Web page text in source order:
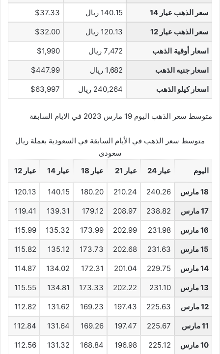
سعر الذهب عيار 14 140.15 ريال $37.33
سعر الذهب عيار 12 120.13 ريال $32.00
اسعار أوقية الذهب 7,472 ريال $1,990
اسعار جنيه الذهب 1,682 ريال $447.99
اسعار كيلو الذهب 240,264 ريال $63,997
متوسط سعر الذهب اليوم 19 مارس 2023 في الايام السابقة
متوسط سعر الذهب في الأيام السابقة في السعودية بعملة ريال
سعودى
اليوم
عيار 24 عيار 21 عيار 18 عيار 14 عيار 12
18 مارس 240.26
210.24
180.20
140.15
120.13
17 مارس 238.82
208.97
179.12
139.31
119.41
16 مارس 231.98
202.99
173.99
135.32
115.99
15 مارس 231.63
202.68
173.73
135.12
115.82
14 مارس 229.75
201.04
172.31
134.02
114.87
13 مارس 231.10
202.22
173.33
134.81
115.55
12 مارس 225.63
197.43
169.23
131.62
112.82
11 مارس 225.67
197.47
169.26
131.64
112.84
10 مارس 225.12
196.98
168.84
131.32
112.56